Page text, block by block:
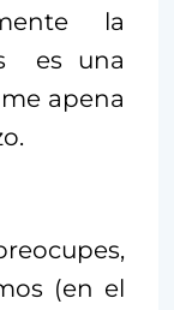
la
es una
apena
(en el